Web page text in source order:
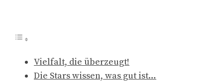
Vielfalt, die überzeugt!
Die Stars wissen, was gut ist…